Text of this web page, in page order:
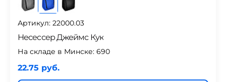
Артикул: 22000.03
Несессер Джеймс Кук
На складе в Минске: 690
22.75 руб.